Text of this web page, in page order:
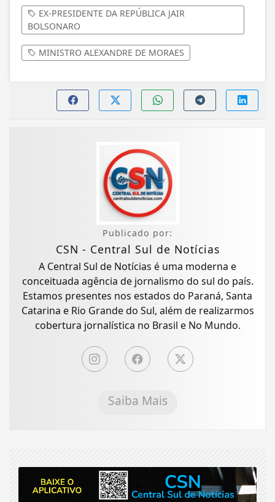
EX-PRESIDENTE DA REPÚBLICA JAIR
BOLSONARO
MINISTRO ALEXANDRE DE MORAES
Publicado por:
CSN - Central Sul de Notícias
A Central Sul de Notícias é uma moderna e
conceituada agência de jornalismo do sul do país.
Estamos presentes nos estados do Paraná, Santa
Catarina e Rio Grande do Sul, além de realizarmos
cobertura jornalística no Brasil e No Mundo.
Saiba Mais